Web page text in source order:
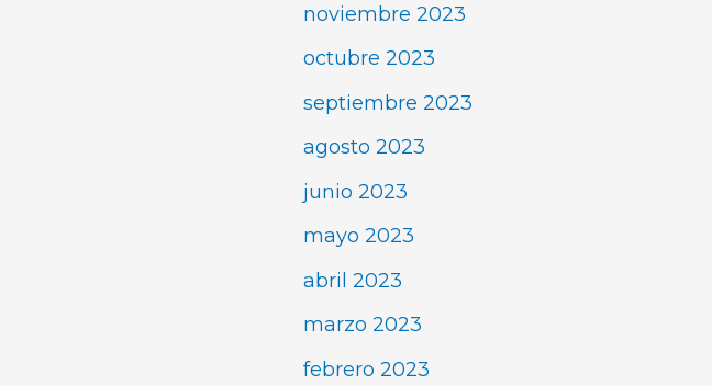
noviembre 2023
octubre 2023
septiembre 2023
agosto 2023
junio 2023
mayo 2023
abril 2023
marzo 2023
febrero 2023